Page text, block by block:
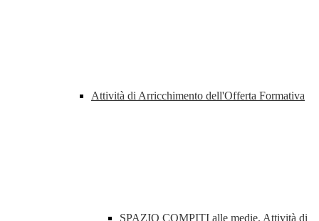
Attività di Arricchimento dell'Offerta Formativa
SPAZIO COMPITI alle medie. Attività di